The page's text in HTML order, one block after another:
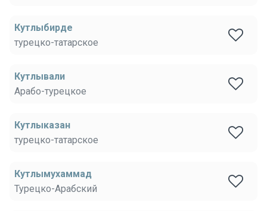
Кутлыбирде
турецко-татарское
Кутлывали
Арабо-турецкое
Кутлыказан
турецко-татарское
Кутлымухаммад
Турецко-Арабский